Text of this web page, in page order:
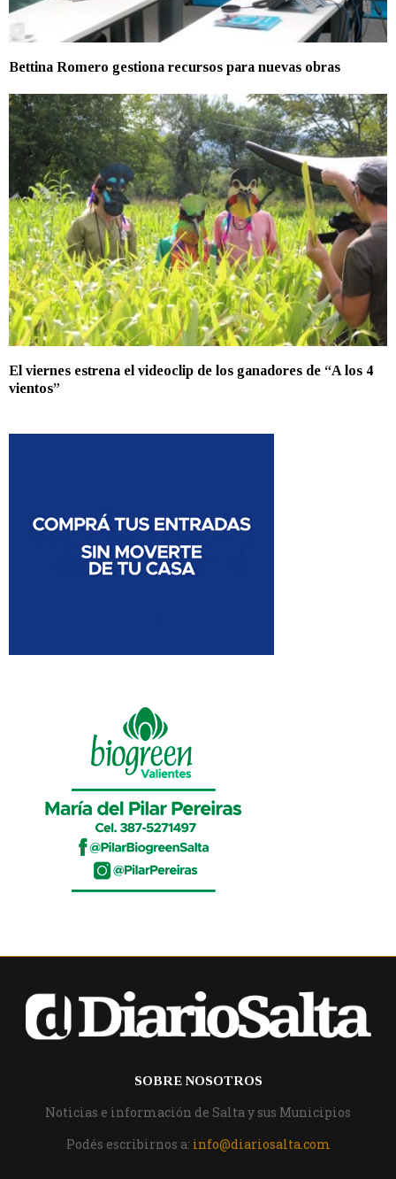
Bettina Romero gestiona recursos para nuevas obras
El viernes estrena el videoclip de los ganadores de “A los 4
vientos”
SOBRE NOSOTROS
Noticias e información de Salta y sus Municipios
Podés escribirnos a: info@diariosalta.com